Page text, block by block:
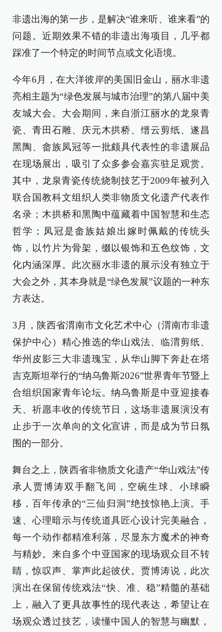
非遗出海的第一步，是解决“谁来听、谁来看”的
问题。近期效果不错的非遗出海项目，几乎都
踩准了一个特定的时间节点或文化语境。
今年6月，在大洋彼岸的美国旧金山，丽水非遗
亮相主题为“绿色发展与城市治理”的第八届中美
友城大会。大会期间，来自浙江丽水的龙泉青
瓷、青田石雕、庆元木拱桥、缙云剪纸、遂昌
黑陶、畲族凤冠等一批颇具代表性的非遗展品
在现场展出，吸引了众多参会嘉宾驻足观赏。
其中，龙泉青瓷传统烧制技艺于2009年被列入
联合国教科文组织人类非物质文化遗产代表作
名录；木拱桥和黑陶中蕴藏着中国智慧和生态
哲学；凤冠是畲族姑娘出嫁时佩戴的传统头
饰，以竹片为骨架，缀以银饰和五色纹饰，文
化内涵深厚。此次丽水非遗的展示没有独立于
大会之外，其本身就是“绿色发展”议题的一种东
方表达。
3月，陕西省渭南市文化艺术中心（渭南市非遗
保护中心）精心推选的华山戏法、临渭剪纸、
华州皮影三大非遗瑰宝，从华山脚下奔赴在塔
吉克斯坦举行的“纳乌鲁斯2026”世界青年节暨上
合组织国家青年论坛。纳乌鲁斯是中亚迎接春
天、祈愿丰收的传统节日，这场非遗展演没有
止步于一次单向的文化宣讲，而是成为节日氛
围的一部分。
舞台之上，陕西省非物质文化遗产“华山戏法”传
承人贾博涛双手翻飞间，空碗生球、小球瞬
移，百年传承的“三仙归洞”绝技惊艳上演。手
速、心理暗示与传统道具匠心设计完美融合，
每一个动作都精准利落，尽显东方魔术的神奇
与精妙。来自多个中亚国家的现场观众目不转
睛，惊叹声、掌声此起彼伏。贾博涛说，此次
演出在保留传统戏法“快、准、稳”精髓的基础
上，融入了更具故事性的现代表达，希望让在
场观众透过技艺，读懂中国人的智慧与幽默，